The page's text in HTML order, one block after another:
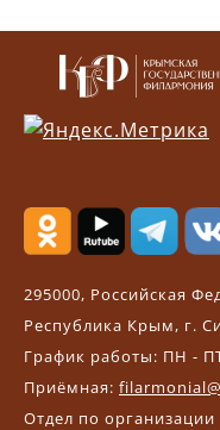
295000, Российская
Республика Крым, г.
График работы: ПН -
Приёмная:
Отдел по